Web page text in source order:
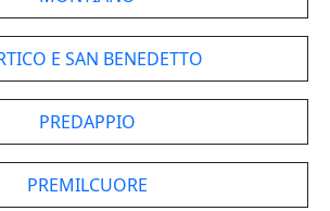
E SAN BENEDETTO
PREDAPPIO
PREMILCUORE